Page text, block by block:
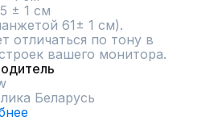
отличаться по тону в
вашего монитора.
Беларусь